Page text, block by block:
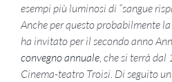
esempi più luminosi di “sangue
Anche per questo probabilmente
ha invitato per il secondo anno
convegno annuale , che si terrà
Cinema-teatro Troisi. Di seguito